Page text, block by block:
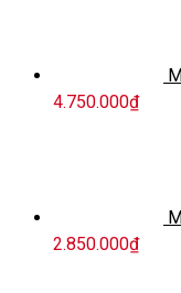
4.750.000₫
2.850.000₫